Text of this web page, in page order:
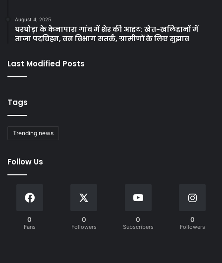
August 4, 2025
घरघोड़ा के केनापारा गांव में शेर की आहट: खेत-खलिहानों में
ताजा पदचिह्न, वन विभाग सतर्क, ग्रामीणों के लिए सुझाव
Last Modified Posts
Tags
Trending news
Follow Us
0
Fans
0
Followers
0
Subscribers
0
Followers